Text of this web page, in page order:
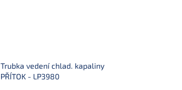
Trubka vedení chlad. kapaliny
PŘÍTOK - LP3980